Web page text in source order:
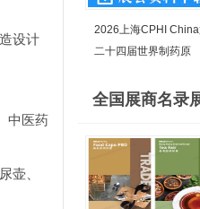
设计
中医药
壶、
2026上海CPHI
二十四届世界制药原
全国展商名录